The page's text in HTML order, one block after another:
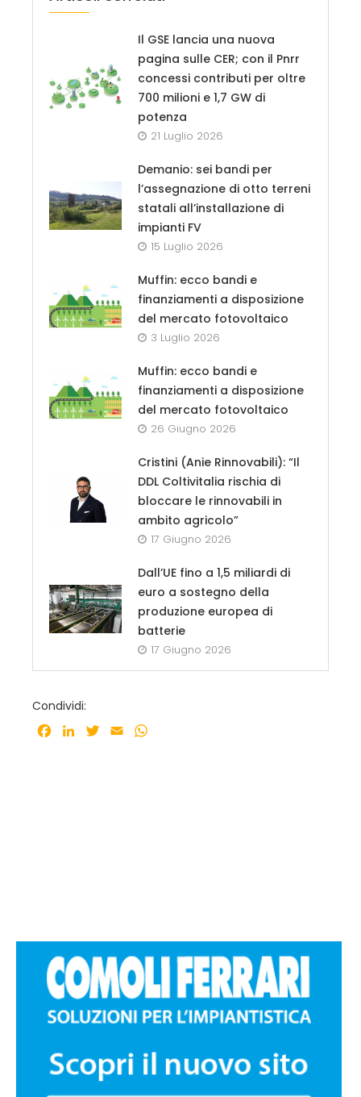
Il GSE lancia una nuova
pagina sulle CER; con il Pnrr
concessi contributi per oltre
700 milioni e 1,7 GW di
potenza
21 Luglio 2026
Demanio: sei bandi per
l’assegnazione di otto terreni
statali all’installazione di
impianti FV
15 Luglio 2026
Muffin: ecco bandi e
finanziamenti a disposizione
del mercato fotovoltaico
3 Luglio 2026
Muffin: ecco bandi e
finanziamenti a disposizione
del mercato fotovoltaico
26 Giugno 2026
Cristini (Anie Rinnovabili): “Il
DDL Coltivitalia rischia di
bloccare le rinnovabili in
ambito agricolo”
17 Giugno 2026
Dall’UE fino a 1,5 miliardi di
euro a sostegno della
produzione europea di
batterie
17 Giugno 2026
Condividi:
Facebook
LinkedInTwitter
Email